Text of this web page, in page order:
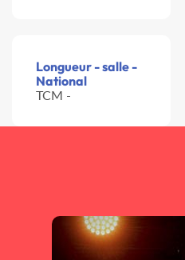
Longueur - salle -
National
TCM -